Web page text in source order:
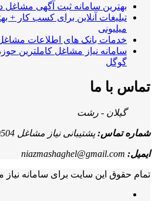
بهترین سامانه ثبت آگهی مشاغل
تبلیغات آنلاین برای کسب کار +
میلیونی
خدمات بانک های اطلاعات
سامانه نیاز مشاغل کاملترین
گوگل
تماس با ما
گیلان - رشت
شماره تماس:پشتیبانی نیاز مشاغل 09119889504
ایمیل: niazmashaghel@gmail.com
تمام حقوق این سایت برای سامانه